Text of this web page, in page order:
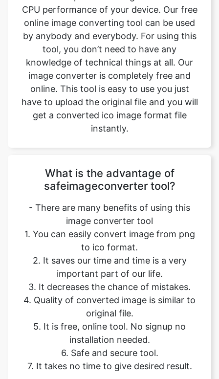
tool, you don’t need to have any
knowledge of technical things at all. Our
image converter is completely free and
online. This tool is easy to use you just
have to upload the original file and you will
get a converted ico image format file
instantly.
What is the advantage of
image converter tool
1. You can easily convert image from png
to ico format.
2. It saves our time and time is a very
important part of our life.
3. It decreases the chance of mistakes.
4. Quality of converted image is similar to
original file.
5. It is free, online tool. No signup no
installation needed.
6. Safe and secure tool.
7. It takes no time to give desired result.
Our USPs